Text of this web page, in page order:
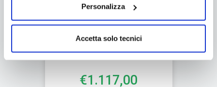
Personalizza
Accetta solo tecnici
Chaise Longue GREEN rivestita
con erba sintetica
€1.117,00